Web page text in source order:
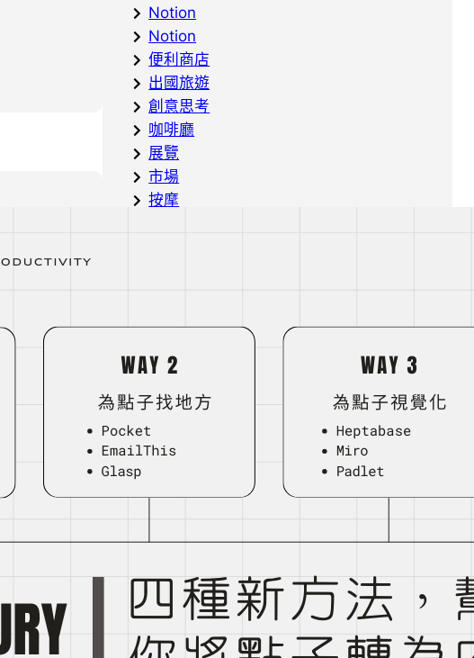
Notion
Notion
便利商店
出國旅遊
創意思考
咖啡廳
展覽
市場
按摩
社群媒體
美食導航
職場工作
設計
餐車
Tags
AI ChatGPT
Emoji